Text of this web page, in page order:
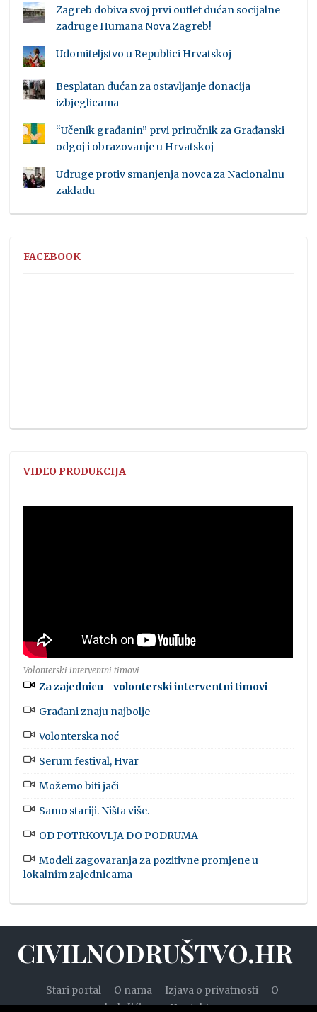
Zagreb dobiva svoj prvi outlet dućan socijalne
zadruge Humana Nova Zagreb!
Udomiteljstvo u Republici Hrvatskoj
Besplatan dućan za ostavljanje donacija
izbjeglicama
“Učenik građanin” prvi priručnik za Građanski
odgoj i obrazovanje u Hrvatskoj
Udruge protiv smanjenja novca za Nacionalnu
zakladu
FACEBOOK
VIDEO PRODUKCIJA
Volonterski interventni timovi
Za zajednicu - volonterski interventni timovi
Građani znaju najbolje
Volonterska noć
Serum festival, Hvar
Možemo biti jači
Samo stariji. Ništa više.
OD POTRKOVLJA DO PODRUMA
Modeli zagovaranja za pozitivne promjene u
lokalnim zajednicama
CIVILNODRUŠTVO.HR
Stari portal O nama Izjava o privatnosti
O
kolačićima
Kontakt